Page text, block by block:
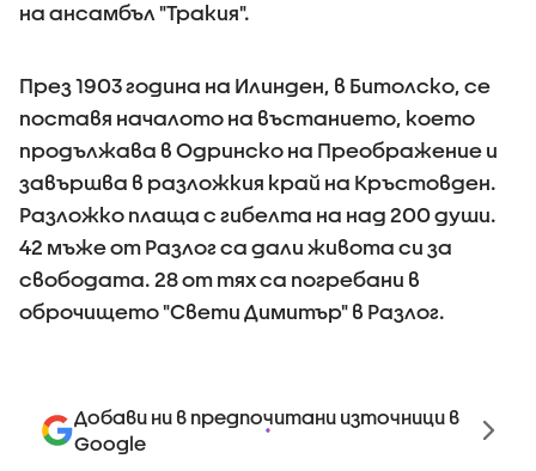
на ансамбъл "Тракия".
През 1903 година на Илинден, в Битолско, се
поставя началото на въстанието, което
продължава в Одринско на Преображение и
завършва в разложкия край на Кръстовден.
Разложко плаща с гибелта на над 200 души.
42 мъже от Разлог са дали живота си за
свободата. 28 от тях са погребани в
оброчището "Свети Димитър" в Разлог.
Добави ни в предпочитани източници в
Google